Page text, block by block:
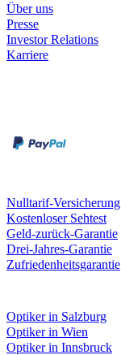
Über uns
Presse
Investor Relations
Karriere
Nulltarif-Versicherung
Kostenloser Sehtest
Geld-zurück-Garantie
Drei-Jahres-Garantie
Zufriedenheitsgarantie
Optiker in Salzburg
Optiker in Wien
Optiker in Innsbruck